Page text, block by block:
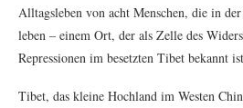
Alltagsleben von acht Menschen, die in
leben – einem Ort, der als Zelle des
Repressionen im besetzten Tibet bekannt
Tibet, das kleine Hochland im Westen